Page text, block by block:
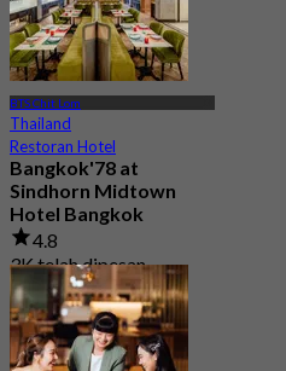
BTS Chit Lom
Thailand
Restoran Hotel
Bangkok'78 at
Sindhorn Midtown
Hotel Bangkok
4.8
3K telah dipesan
Dari ฿ 319